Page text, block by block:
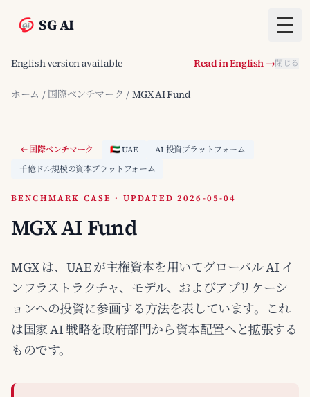
SG AI
English version available Read in English →閉じる
ホーム / 国際ベンチマーク / MGX AI Fund
国際ベンチマーク 🇦🇪 UAE
AI 投資プラットフォーム
千億ドル規模の資本プラットフォーム
BENCHMARK CASE · UPDATED 2026-05-04
MGX AI Fund
MGX は、UAE が主権資本を用いてグローバル AI イ
ンフラストラクチャ、モデル、およびアプリケーシ
ョンへの投資に参画する方法を表しています。これ
は国家 AI 戦略を政府部門から資本配置へと拡張する
ものです。